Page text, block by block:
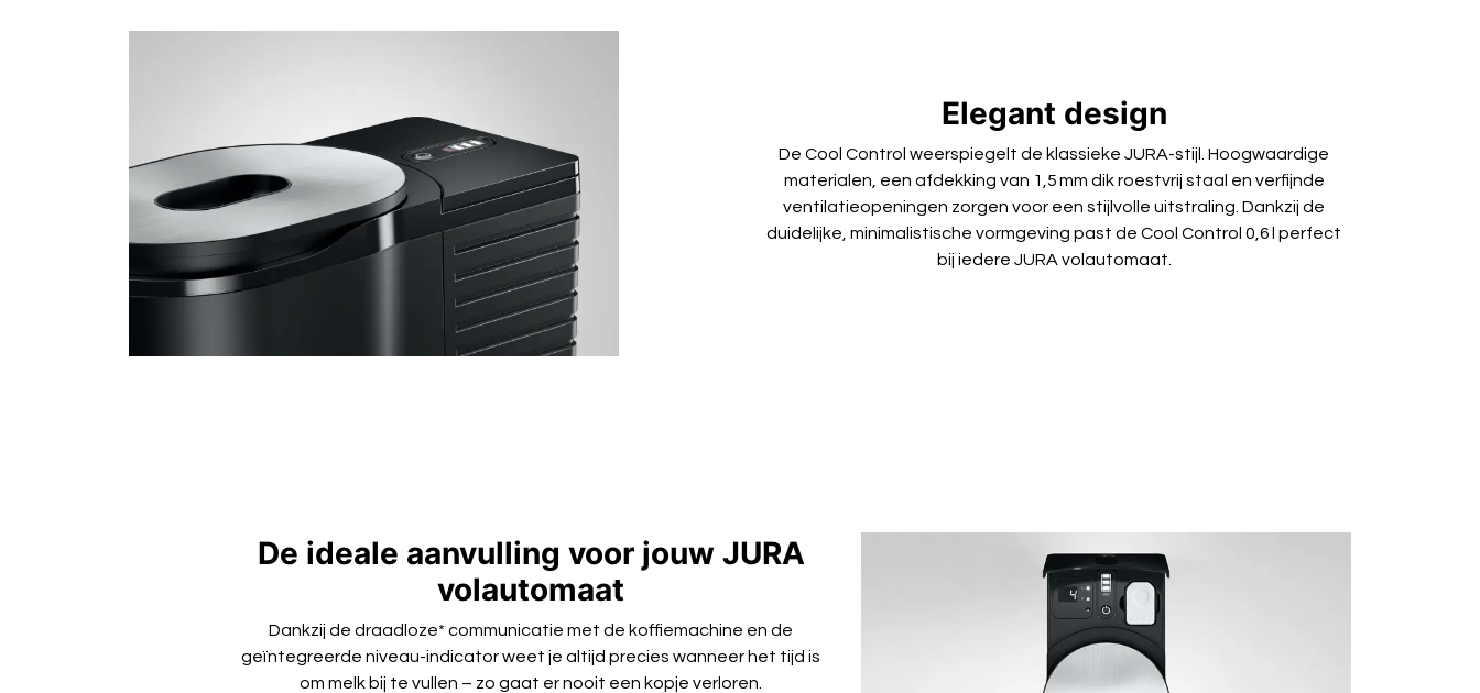
Elegant design
De Cool Control weerspiegelt de klassieke JURA-stijl. Hoogwaardige
materialen, een afdekking van 1,5 mm dik roestvrij staal en verfijnde
ventilatieopeningen zorgen voor een stijlvolle uitstraling. Dankzij de
duidelijke, minimalistische vormgeving past de Cool Control 0,6 l perfect
bij iedere JURA volautomaat.
De ideale aanvulling voor jouw JURA
volautomaat
Dankzij de draadloze* communicatie met de koffiemachine en de
geïntegreerde niveau-indicator weet je altijd precies wanneer het tijd is
om melk bij te vullen – zo gaat er nooit een kopje verloren.